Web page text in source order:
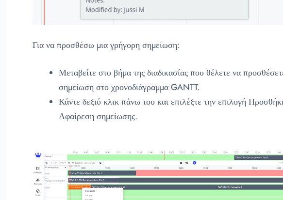
Για να προσθέσω μια γρήγορη σημείωση:
Μεταβείτε στο βήμα της διαδικασίας που θέλετε να
σημείωση στο χρονοδιάγραμμα GANTT.
Κάντε δεξιό κλικ πάνω του και επιλέξτε την επιλογή
Αφαίρεση σημείωσης.